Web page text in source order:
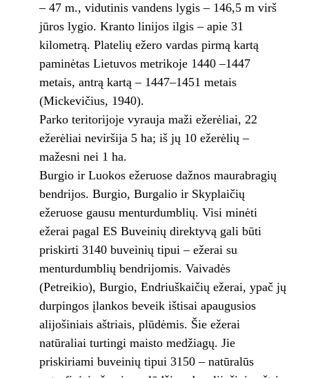
– 47 m., vidutinis vandens lygis – 146,5 m virš
jūros lygio. Kranto linijos ilgis – apie 31
kilometrą. Platelių ežero vardas pirmą kartą
paminėtas Lietuvos metrikoje 1440 –1447
metais, antrą kartą – 1447–1451 metais
(Mickevičius, 1940).
Parko teritorijoje vyrauja maži ežerėliai, 22
ežerėliai neviršija 5 ha; iš jų 10 ežerėlių –
mažesni nei 1 ha.
Burgio ir Luokos ežeruose dažnos maurabragių
bendrijos. Burgio, Burgalio ir Skyplaičių
ežeruose gausu menturdumblių. Visi minėti
ežerai pagal ES Buveinių direktyvą gali būti
priskirti 3140 buveinių tipui – ežerai su
menturdumblių bendrijomis. Vaivadės
(Petreikio), Burgio, Endriuškaičių ežerai, ypač jų
durpingos įlankos beveik ištisai apaugusios
alijošiniais aštriais, plūdėmis. Šie ežerai
natūraliai turtingi maisto medžiagų. Jie
priskiriami buveinių tipui 3150 – natūralūs